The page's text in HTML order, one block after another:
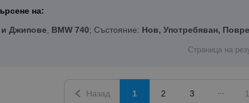
на:
Джипове, BMW 740; Състояние: Нов, Употребяван,
Страница на
Назад 1 2 3